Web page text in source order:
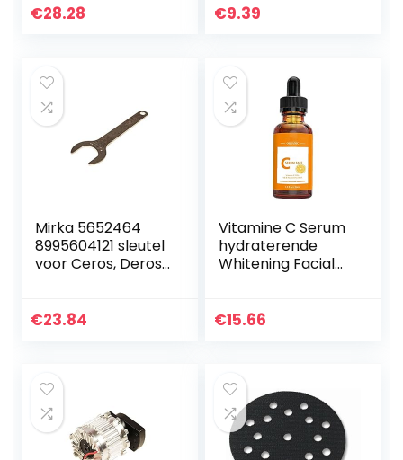
€28.28
Covers8pcs Grijs,
€9.39
Mirka 5652464
8995604121 sleutel
voor Ceros, Deros
€23.84
Vitamine C Serum
hydraterende
Whitening Facial
Essentie 30 ml
€15.66